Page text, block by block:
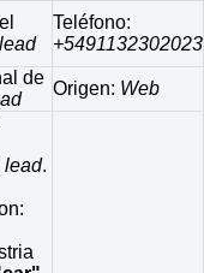
lead
Teléfono:
+5491132302023
de
Origen: Web
lead.